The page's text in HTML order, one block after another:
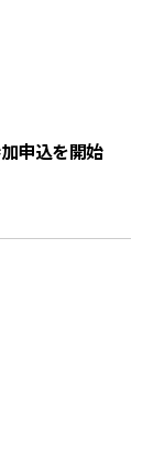
申込を開始